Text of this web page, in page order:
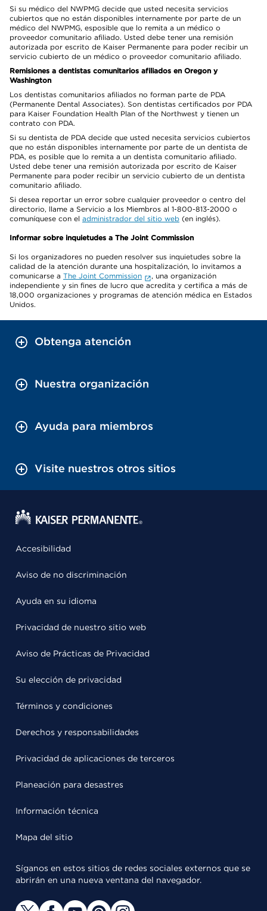
Si su médico del NWPMG decide que usted necesita servicios
cubiertos que no están disponibles internamente por parte de un
médico del NWPMG, esposible que lo remita a un médico o
proveedor comunitario afiliado. Usted debe tener una remisión
autorizada por escrito de Kaiser Permanente para poder recibir un
servicio cubierto de un médico o proveedor comunitario afiliado.
Remisiones a dentistas comunitarios afiliados en Oregon y
Washington
Los dentistas comunitarios afiliados no forman parte de PDA
(Permanente Dental Associates). Son dentistas certificados por PDA
para Kaiser Foundation Health Plan of the Northwest y tienen un
contrato con PDA.
Si su dentista de PDA decide que usted necesita servicios cubiertos
que no están disponibles internamente por parte de un dentista de
PDA, es posible que lo remita a un dentista comunitario afiliado.
Usted debe tener una remisión autorizada por escrito de Kaiser
Permanente para poder recibir un servicio cubierto de un dentista
comunitario afiliado.
Si desea reportar un error sobre cualquier proveedor o centro del
directorio, llame a Servicio a los Miembros al 1-800-813-2000 o
comuníquese con el administrador del sitio web (en inglés).
Informar sobre inquietudes a The Joint Commission
Si los organizadores no pueden resolver sus inquietudes sobre la
calidad de la atención durante una hospitalización, lo invitamos a
comunicarse a The Joint Commission
, una organización
independiente y sin fines de lucro que acredita y certifica a más de
18,000 organizaciones y programas de atención médica en Estados
Unidos.
Obtenga atención
Nuestra organización
Ayuda para miembros
Visite nuestros otros sitios
Accesibilidad
Aviso de no discriminación
Ayuda en su idioma
Privacidad de nuestro sitio web
Aviso de Prácticas de Privacidad
Su elección de privacidad
Términos y condiciones
Derechos y responsabilidades
Privacidad de aplicaciones de terceros
Planeación para desastres
Información técnica
Mapa del sitio
Síganos en estos sitios de redes sociales externos que se
abrirán en una nueva ventana del navegador.